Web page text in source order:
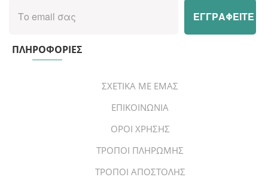
ΠΛΗΡΟΦΟΡΙΕΣ
ΣΧΕΤΙΚΑ ΜΕ ΕΜΑΣ
ΕΠΙΚΟΙΝΩΝΙΑ
ΟΡΟΙ ΧΡΗΣΗΣ
ΤΡΟΠΟΙ ΠΛΗΡΩΜΗΣ
ΤΡΟΠΟΙ ΑΠΟΣΤΟΛΗΣ